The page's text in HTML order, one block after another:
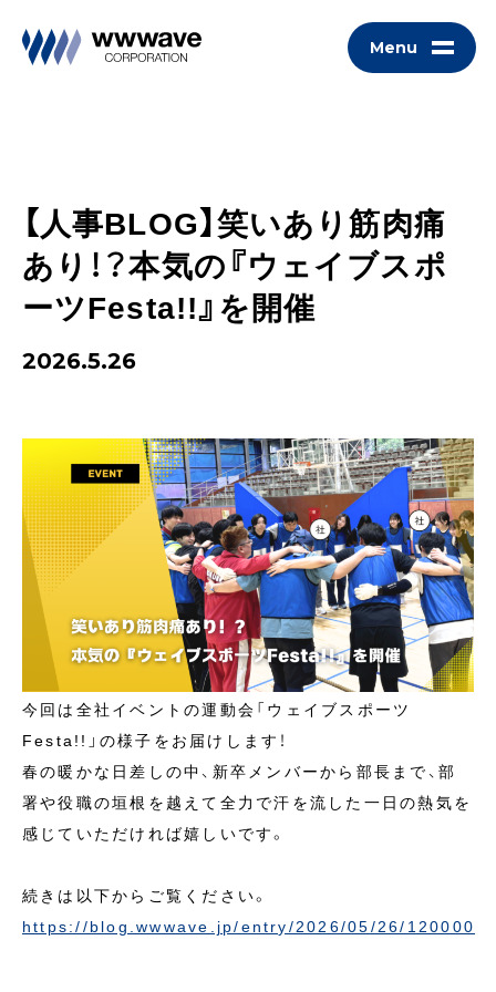
Menu
【人事BLOG】笑いあり筋肉痛
あり！？本気の『ウェイブスポ
ーツFesta!!』を開催
2026.5.26
今回は全社イベントの運動会「ウェイブスポーツ
Festa!!」の様子をお届けします！
春の暖かな日差しの中、新卒メンバーから部長まで、部
署や役職の垣根を越えて全力で汗を流した一日の熱気を
感じていただければ嬉しいです。
続きは以下からご覧ください。
https://blog.wwwave.jp/entry/2026/05/26/120000